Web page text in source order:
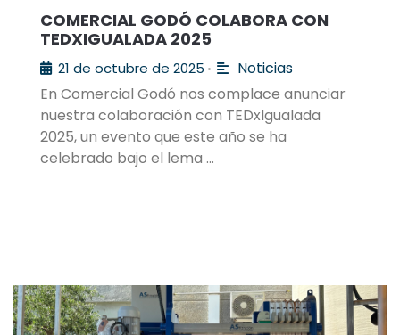
COMERCIAL GODÓ COLABORA CON
TEDXIGUALADA 2025
21 de octubre de 2025 •
Noticias
En Comercial Godó nos complace anunciar
nuestra colaboración con TEDxIgualada
2025, un evento que este año se ha
celebrado bajo el lema …